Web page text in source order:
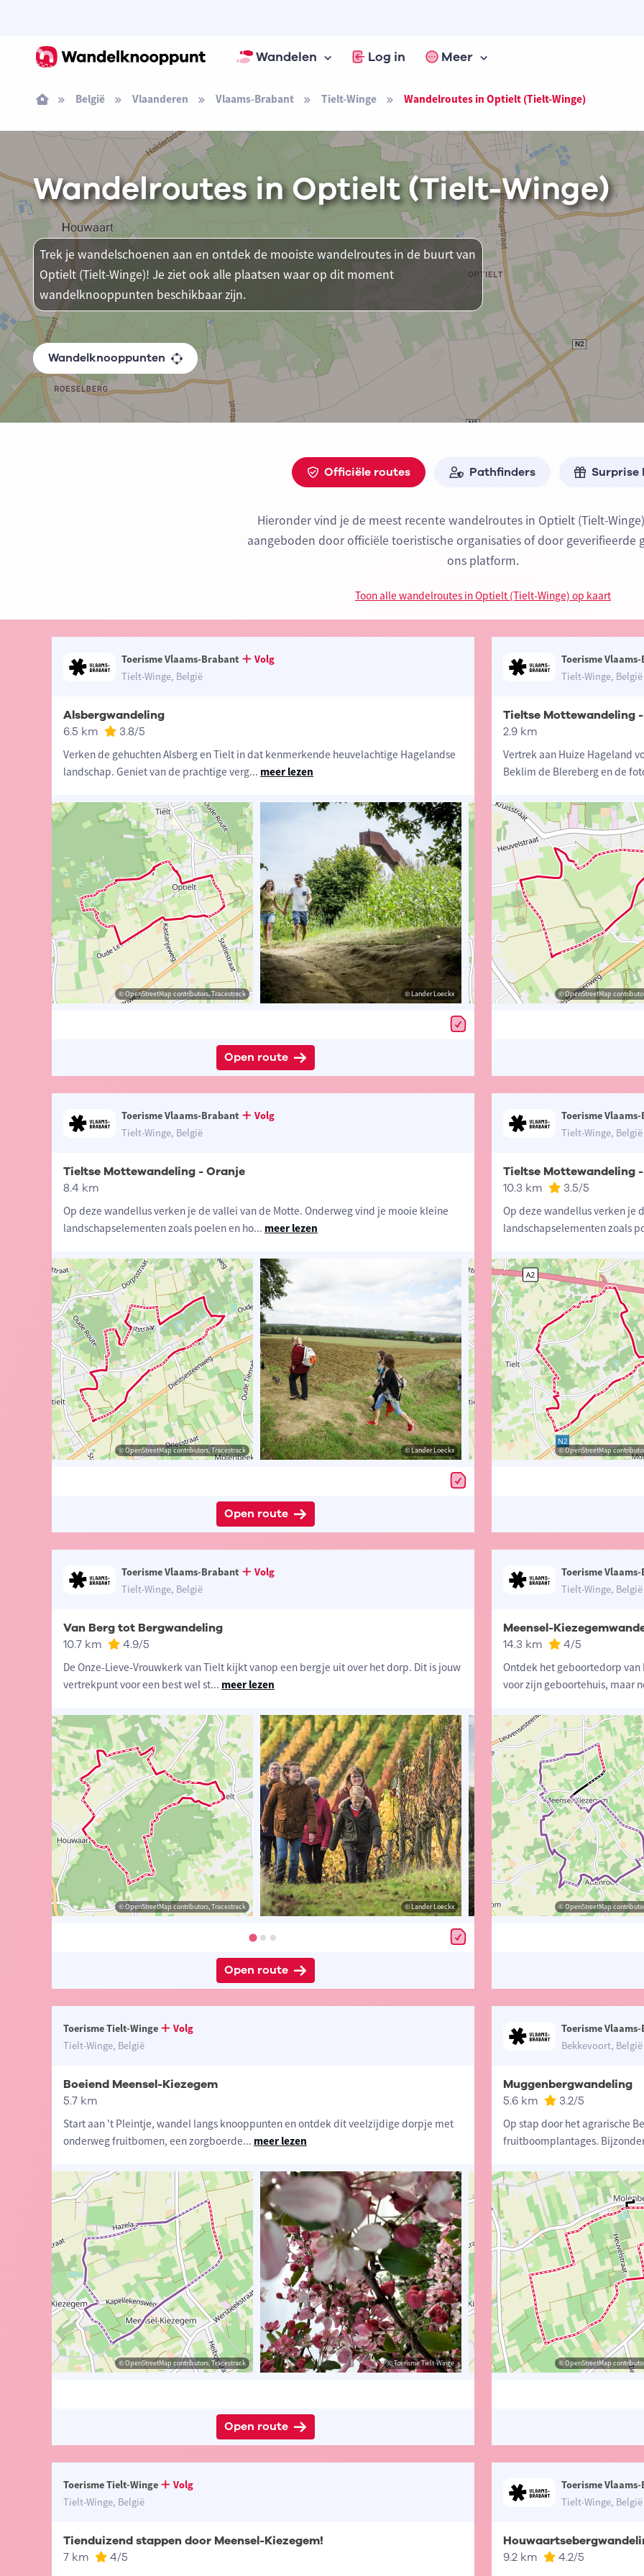
Wandelen Log in Meer
België Vlaanderen Vlaams-Brabant Tielt-Winge Wandelroutes in Optielt (Tielt-Winge)
Wandelroutes in Optielt (Tielt-Winge)
Trek je wandelschoenen aan en ontdek de mooiste wandelroutes in de buurt van
Optielt (Tielt-Winge)! Je ziet ook alle plaatsen waar op dit moment
wandelknooppunten beschikbaar zijn.
Wandelknooppunten
Officiële routes Pathfinders Surprise
Hieronder vind je de meest recente wandelroutes in Optielt (Tielt-
aangeboden door officiële toeristische organisaties of door geverifieerde
ons platform.
Toon alle wandelroutes in Optielt (Tielt-Winge) op kaart
Toerisme Vlaams-Brabant
Volg
Tielt-Winge, België
Alsbergwandeling
6.5 km 3.8/5
Verken de gehuchten Alsberg en Tielt in dat kenmerkende heuvelachtige Hagelandse
landschap. Geniet van de prachtige verg... meer lezen
© OpenStreetMap contributors, Tracestrack © Lander Loeckx © OpenStreetMap contributors,
Open route
Toerisme
Tielt-Winge, België
Tieltse Mottewandeling
2.9 km
Vertrek aan Huize Hageland
Beklim de Blereberg en de
© Lander Loeckx © OpenStreetMap contributors, Tracestrack © Lander Loeckx © OpenStreetMap
Toerisme Vlaams-Brabant
Volg
Tielt-Winge, België
Tieltse Mottewandeling - Oranje
8.4 km
Op deze wandellus verken je de vallei van de Motte. Onderweg vind je mooie kleine
landschapselementen zoals poelen en ho... meer lezen
© OpenStreetMap contributors, Tracestrack © Lander Loeckx © OpenStreetMap contributors,
Open route
Toerisme
Tielt-Winge, België
Tieltse Mottewandeling
10.3 km 3.5/5
Op deze wandellus verken je
landschapselementen zoals
© Lander Loeckx © OpenStreetMap contributors, Tracestrack © Lander Loeckx © OpenStreetMap
Toerisme Vlaams-Brabant
Volg
Tielt-Winge, België
Van Berg tot Bergwandeling
10.7 km 4.9/5
De Onze-Lieve-Vrouwkerk van Tielt kijkt vanop een bergje uit over het dorp. Dit is jouw
vertrekpunt voor een best wel st... meer lezen
© OpenStreetMap contributors, Tracestrack © Lander Loeckx © Lander
Open route
Toerisme
Tielt-Winge, België
Meensel-
14.3 km 4/5
Ontdek het geboortedorp van
voor zijn geboortehuis, maar
© Michaël Daenen © OpenStreetMap contributors, Tracestrack © Michaël Daenen © OpenStreetMap
Toerisme Tielt-Winge
Volg
Tielt-Winge, België
Boeiend Meensel-Kiezegem
5.7 km
Start aan 't Pleintje, wandel langs knooppunten en ontdek dit veelzijdige dorpje met
onderweg fruitbomen, een zorgboerde... meer lezen
© OpenStreetMap contributors, Tracestrack © Toerisme Tielt-Winge © OpenStreetMap contributors,
Open route
Toerisme
Bekkevoort, België
Muggenbergwandeling
5.6 km 3.2/5
Op stap door het agrarische
fruitboomplantages.
Tracestrack © Lander Loeckx © Lander Loeckx © OpenStreetMap
Toerisme Tielt-Winge
Volg
Tielt-Winge, België
Tienduizend stappen door Meensel-Kiezegem!
7 km 4/5
Toerisme
Tielt-Winge, België
9.2 km 4.2/5